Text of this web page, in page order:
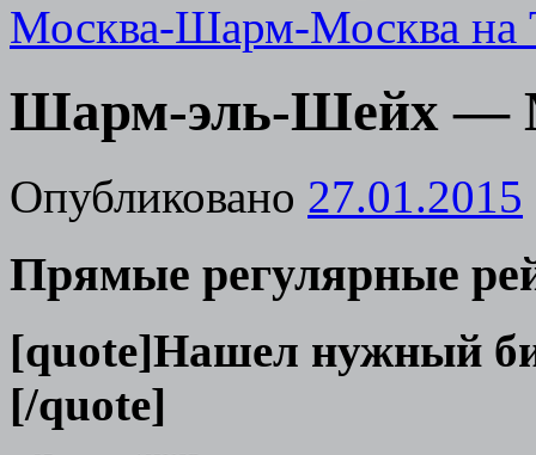
Москва-Шарм-Москва на
Шарм-эль-Шейх —
Опубликовано 27.01.2015
Прямые регулярные
[quote]Нашел нужный
[/quote]